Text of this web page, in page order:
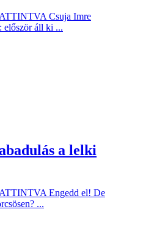
Csuja Imre
először áll ki ...
a lelki
Engedd el! De
...